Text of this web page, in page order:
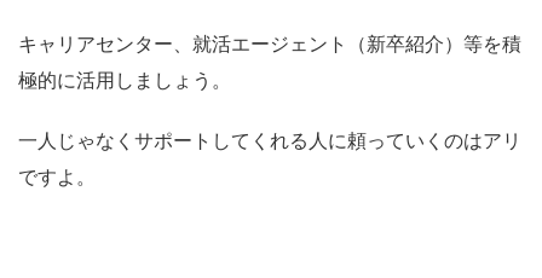
キャリアセンター、就活エージェント（新卒紹介）等を積
極的に活用しましょう。
一人じゃなくサポートしてくれる人に頼っていくのはアリ
ですよ。